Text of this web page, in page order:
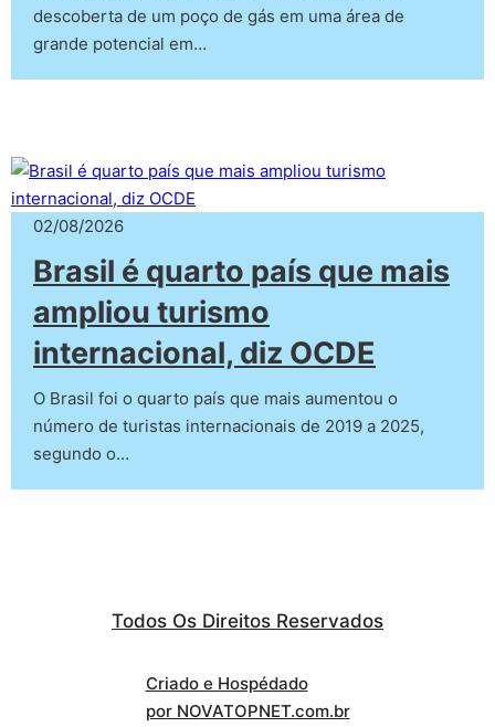
descoberta de um poço de gás em uma área de
grande potencial em…
02/08/2026
Brasil é quarto país que mais
ampliou turismo
internacional, diz OCDE
O Brasil foi o quarto país que mais aumentou o
número de turistas internacionais de 2019 a 2025,
segundo o…
Todos Os Direitos Reservados
Criado e Hospédado
por NOVATOPNET.com.br